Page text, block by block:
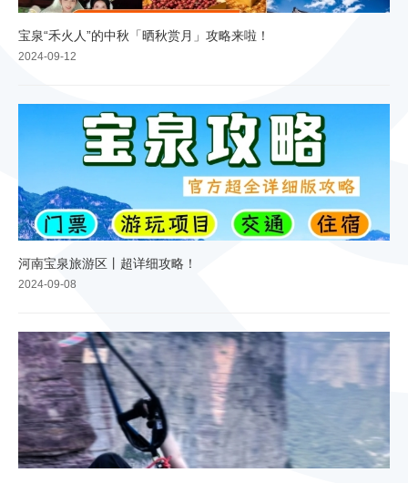
宝泉“禾火人”的中秋「晒秋赏月」攻略来啦！
2024-09-12
河南宝泉旅游区丨超详细攻略！
2024-09-08